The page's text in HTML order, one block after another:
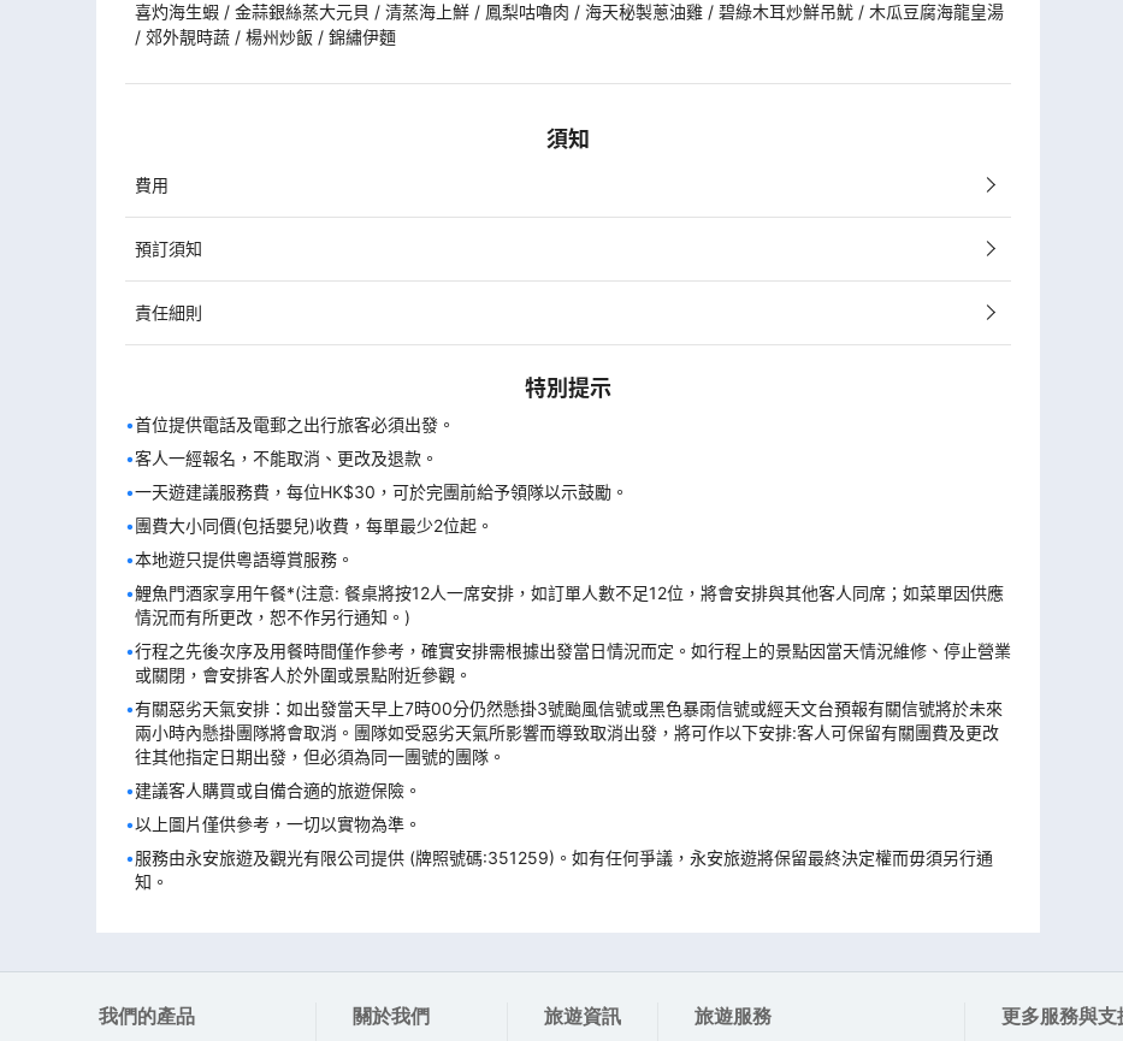
喜灼海生蝦 / 金蒜銀絲蒸大元貝 / 清蒸海上鮮 / 鳳梨咕嚕肉 / 海天秘製蔥油雞 / 碧綠木耳炒鮮吊魷 / 木瓜豆腐海龍皇湯
/ 郊外靚時蔬 / 楊州炒飯 / 錦繡伊麵
須知
費用
預訂須知
責任細則
特別提示
首位提供電話及電郵之出⾏旅客必須出發。
客人一經報名，不能取消、更改及退款。
一天遊建議服務費，每位HK$30，可於完團前給予領隊以示鼓勵。
團費大小同價(包括嬰兒)收費，每單最少2位起。
本地遊只提供粵語導賞服務。
鯉魚門酒家享用午餐*(注意: 餐桌將按12人一席安排，如訂單人數不足12位，將會安排與其他客人同席；如菜單因供應
情況而有所更改，恕不作另行通知。)
行程之先後次序及用餐時間僅作參考，確實安排需根據出發當日情況而定。如行程上的景點因當天情況維修、停止營業
或關閉，會安排客人於外圍或景點附近參觀。
有關惡劣天氣安排：如出發當天早上7時00分仍然懸掛3號颱風信號或黑色暴雨信號或經天文台預報有關信號將於未來
兩小時內懸掛團隊將會取消。團隊如受惡劣天氣所影響而導致取消出發，將可作以下安排:客人可保留有關團費及更改
往其他指定日期出發，但必須為同一團號的團隊。
建議客人購買或自備合適的旅遊保險。
以上圖片僅供參考，一切以實物為準。
服務由永安旅遊及觀光有限公司提供 (牌照號碼:351259)。如有任何爭議，永安旅遊將保留最終決定權而毋須另行通
知。
我們的產品 關於我們 旅遊資訊 旅遊服務 更多服務與支